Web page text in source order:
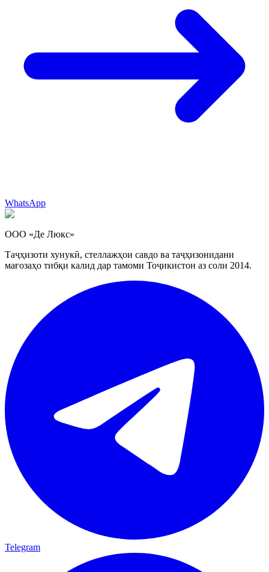
WhatsApp
ООО «Де Люкс»
Таҷҳизоти хунукӣ, стеллажҳои савдо ва таҷҳизонидани
мағозаҳо тибқи калид дар тамоми Тоҷикистон аз соли 2014.
Telegram